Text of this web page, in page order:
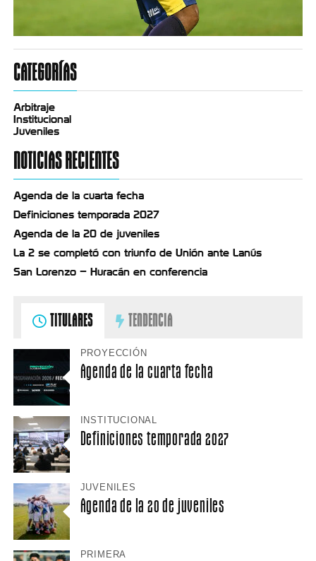
CATEGORÍAS
Arbitraje
Institucional
Juveniles
NOTICIAS RECIENTES
Agenda de la cuarta fecha
Definiciones temporada 2027
Agenda de la 20 de juveniles
La 2 se completó con triunfo de Unión ante Lanús
San Lorenzo – Huracán en conferencia
TITULARES TENDENCIA
PROYECCIÓN
Agenda de la cuarta fecha
INSTITUCIONAL
Definiciones temporada 2027
JUVENILES
Agenda de la 20 de juveniles
PRIMERA